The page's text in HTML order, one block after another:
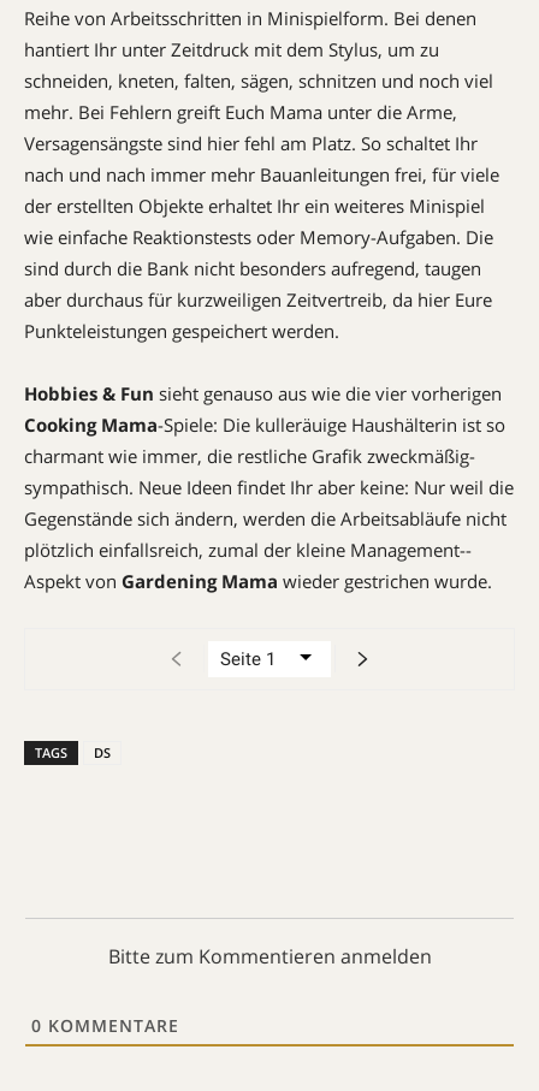
Reihe von Arbeitsschritten in Minispielform. Bei denen
hantiert Ihr unter Zeitdruck mit dem Stylus, um zu
schneiden, kneten, falten, sägen, schnitzen und noch viel
mehr. Bei Fehlern greift Euch Mama unter die Arme,
Versagensängste sind hier fehl am Platz. So schaltet Ihr
nach und nach immer mehr Bauanleitungen frei, für viele
der erstellten Objekte erhaltet Ihr ein weiteres Minispiel
wie einfache Reaktionstests oder Memory-Aufgaben. Die
sind durch die Bank nicht besonders aufregend, taugen
aber durchaus für kurzweiligen Zeitvertreib, da hier Eure
Punkteleistungen gespeichert werden.
Hobbies & Fun sieht genauso aus wie die vier vorherigen
Cooking Mama-Spiele: Die kulleräuige Haushälterin ist so
charmant wie immer, die restliche Grafik zweckmäßig-
sympathisch. Neue Ideen findet Ihr aber keine: Nur weil die
Gegenstände sich ändern, werden die Arbeitsabläufe nicht
plötzlich einfallsreich, zumal der kleine ­Management-­
Aspekt von Gardening Mama wieder ­gestrichen wurde.
TAGS DS
Bitte zum Kommentieren anmelden
0 KOMMENTARE